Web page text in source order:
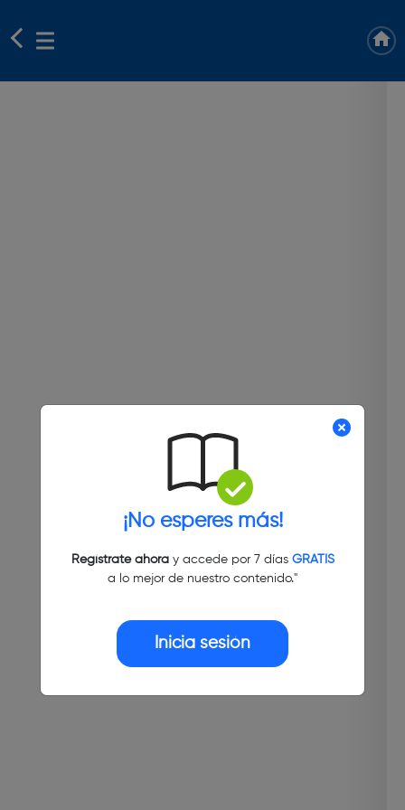
¡No esperes más!
Regístrate ahoray accede por 7 días GRATIS
a lo mejor de nuestro contenido."
Inicia sesión